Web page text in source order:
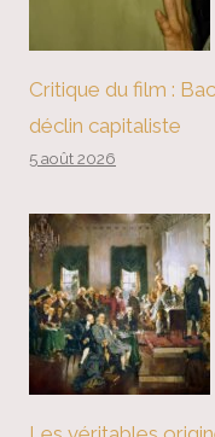
Critique du film :
déclin capitaliste
5 août 2026